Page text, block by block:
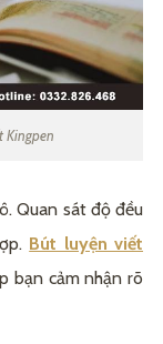
Kingpen
Quan sát độ đều
Bút luyện viết
bạn cảm nhận rõ